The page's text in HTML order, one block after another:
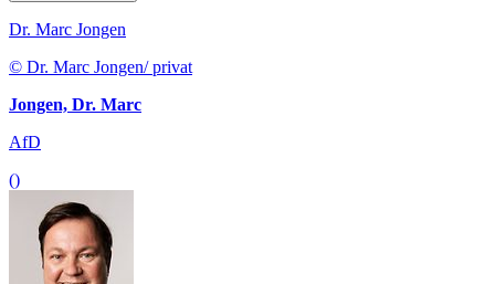
Dr. Marc Jongen
© Dr. Marc Jongen/ privat
Jongen, Dr. Marc
AfD
()